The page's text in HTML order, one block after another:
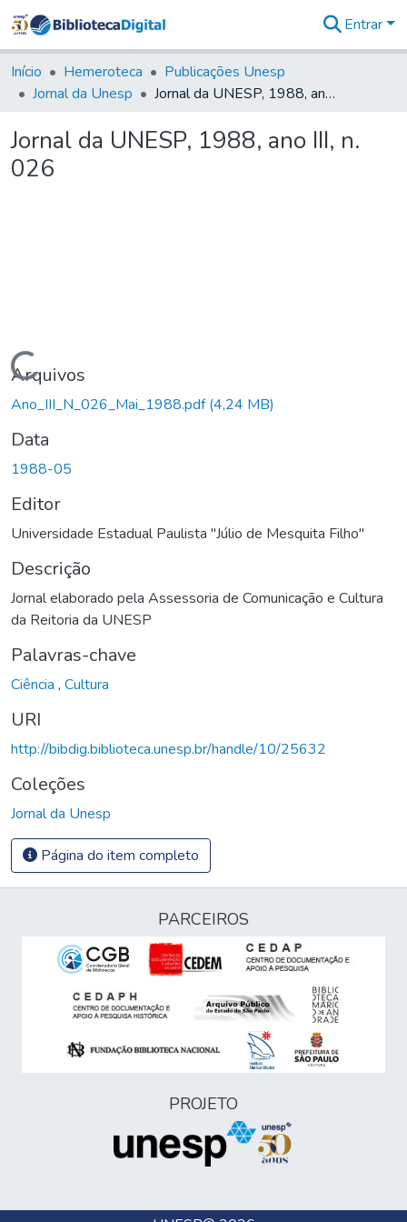
&
Coleções
Tudo na
Digital
Entrar
Início Hemeroteca
Publicações Unesp
Jornal da Unesp
Jornal da UNESP, 1988, ano III, n. 026
Jornal da UNESP, 1988, ano III, n.
026
Carregando...
Arquivos
Ano_III_N_026_Mai_1988.pdf(4,24 MB)
Data
1988-05
Editor
Universidade Estadual Paulista "Júlio de Mesquita Filho"
Descrição
Jornal elaborado pela Assessoria de Comunicação e Cultura
da Reitoria da UNESP
Palavras-chave
Ciência , Cultura
URI
http://bibdig.biblioteca.unesp.br/handle/10/25632
Coleções
Jornal da Unesp
Página do item completo
PARCEIROS
PROJETO